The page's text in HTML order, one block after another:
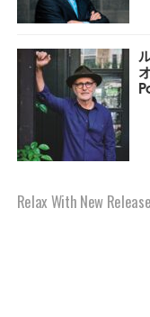
Relax With New